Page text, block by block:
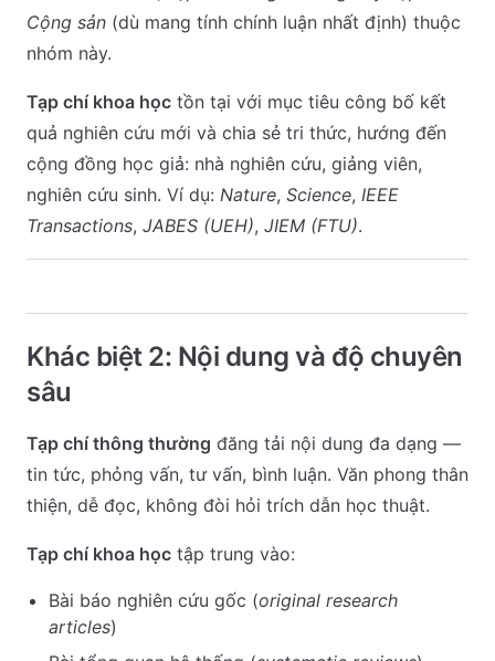
Cộng sản (dù mang tính chính luận nhất định) thuộc
nhóm này.
Tạp chí khoa học tồn tại với mục tiêu công bố kết
quả nghiên cứu mới và chia sẻ tri thức, hướng đến
cộng đồng học giả: nhà nghiên cứu, giảng viên,
nghiên cứu sinh. Ví dụ: Nature, Science, IEEE
Transactions, JABES (UEH), JIEM (FTU).
Khác biệt 2: Nội dung và độ chuyên
sâu
Tạp chí thông thường đăng tải nội dung đa dạng —
tin tức, phỏng vấn, tư vấn, bình luận. Văn phong thân
thiện, dễ đọc, không đòi hỏi trích dẫn học thuật.
Tạp chí khoa học tập trung vào:
Bài báo nghiên cứu gốc (original research
articles)